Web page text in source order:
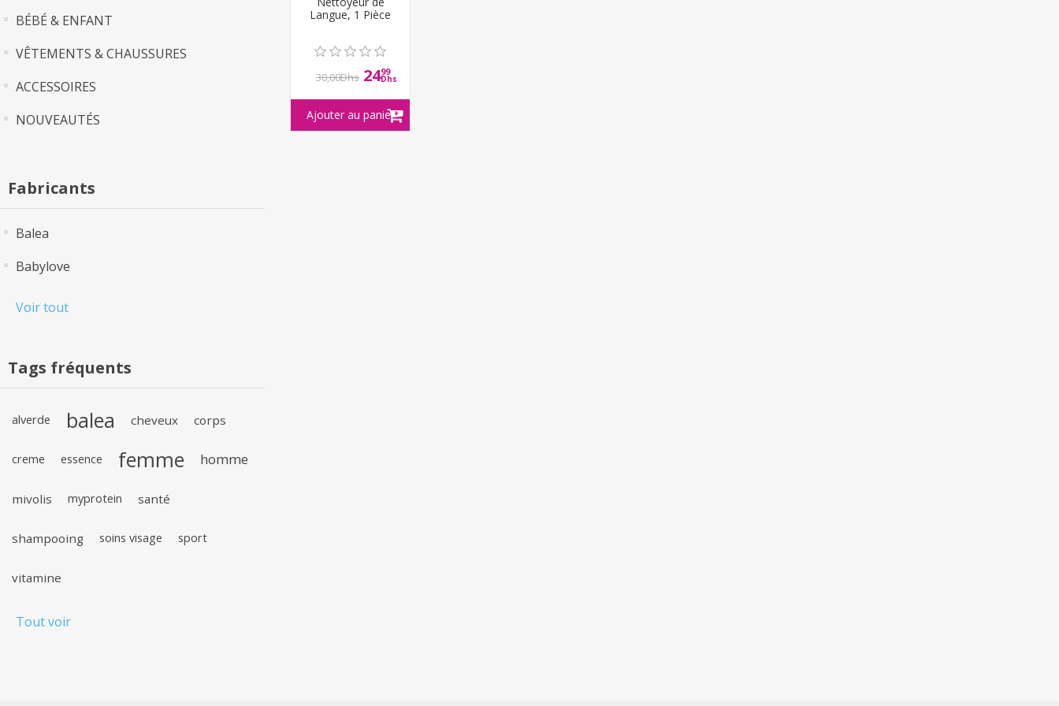
BÉBÉ & ENFANT
VÊTEMENTS & CHAUSSURES
ACCESSOIRES
NOUVEAUTÉS
Fabricants
Balea
Babylove
Voir tout
Tags fréquents
alverde balea cheveux corps
creme essence femme homme
mivolis myprotein santé
shampooing soins visage sport
vitamine
Tout voir
Langue, 1 Pièce
30,00Dhs 2499
Dhs